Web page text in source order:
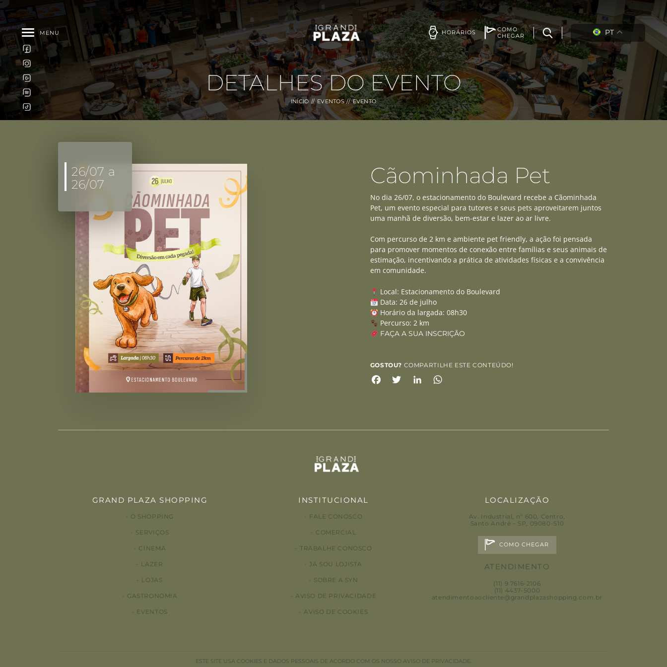
MENU HORÁRIOS
COMO
CHEGAR
PT
DETALHES DO EVENTO
INÍCIO EVENTOS EVENTO
26/07 a
26/07
Cãominhada Pet
No dia 26/07, o estacionamento do Boulevard recebe a Cãominhada
Pet, um evento especial para tutores e seus pets aproveitarem juntos
uma manhã de diversão, bem-estar e lazer ao ar livre.
Com percurso de 2 km e ambiente pet friendly, a ação foi pensada
para promover momentos de conexão entre famílias e seus animais de
estimação, incentivando a prática de atividades físicas e a convivência
em comunidade.
Local: Estacionamento do Boulevard
Data: 26 de julho
Horário da largada: 08h30
Percurso: 2 km
FAÇA A SUA INSCRIÇÃO
GOSTOU? COMPARTILHE ESTE CONTEÚDO!
Facebook
Twitter LinkedIn
GRAND PLAZA SHOPPING
O SHOPPING
SERVIÇOS
CINEMA
LAZER
LOJAS
GASTRONOMIA
EVENTOS
INSTITUCIONAL
FALE CONOSCO
COMERCIAL
TRABALHE CONOSCO
JÁ SOU LOJISTA
SOBRE A SYN
AVISO DE PRIVACIDADE
AVISO DE COOKIES
LOCALIZAÇÃO
Av. Industrial, n° 600, Centro,
Santo André – SP, 09080-510
COMO CHEGAR
ATENDIMENTO
(11) 9 7616-2106
(11) 4437-5000
atendimentoaocliente@grandplazashopping.com.br
ESTE SITE USA COOKIES E DADOS PESSOAIS DE ACORDO COM OS NOSSO AVISO DE PRIVACIDADE.